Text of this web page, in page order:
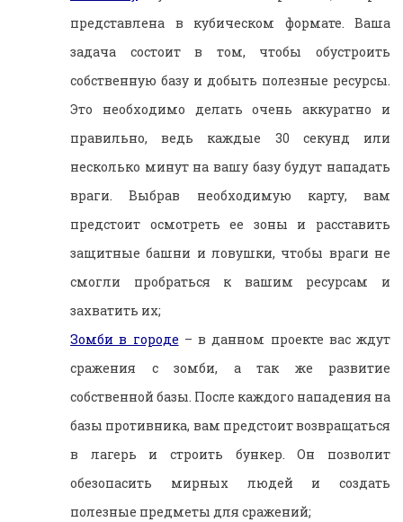
представлена в кубическом формате. Ваша
задача состоит в том, чтобы обустроить
собственную базу и добыть полезные ресурсы.
Это необходимо делать очень аккуратно и
правильно, ведь каждые 30 секунд или
несколько минут на вашу базу будут нападать
враги. Выбрав необходимую карту, вам
предстоит осмотреть ее зоны и расставить
защитные башни и ловушки, чтобы враги не
смогли пробраться к вашим ресурсам и
захватить их;
Зомби в городе – в данном проекте вас ждут
сражения с зомби, а так же развитие
собственной базы. После каждого нападения на
базы противника, вам предстоит возвращаться
в лагерь и строить бункер. Он позволит
обезопасить мирных людей и создать
полезные предметы для сражений;